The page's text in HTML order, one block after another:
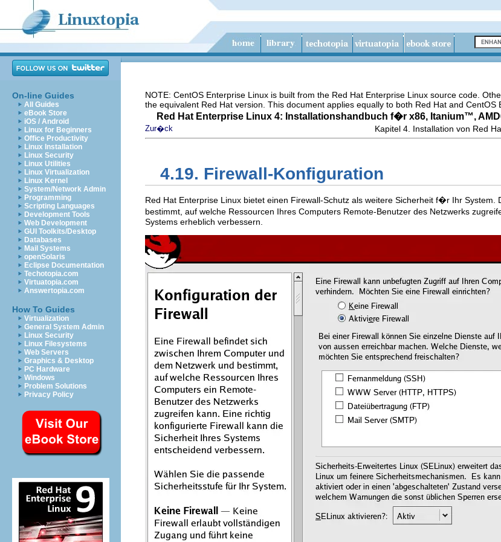
On-line Guides
All Guides
eBook Store
iOS / Android
Linux for Beginners
Office Productivity
Linux Installation
Linux Security
Linux Utilities
Linux Virtualization
Linux Kernel
System/Network Admin
Programming
Scripting Languages
Development Tools
Web Development
GUI Toolkits/Desktop
Databases
Mail Systems
openSolaris
Eclipse Documentation
Techotopia.com
Virtuatopia.com
Answertopia.com
How To Guides
Virtualization
General System Admin
Linux Security
Linux Filesystems
Web Servers
Graphics & Desktop
PC Hardware
Windows
Problem Solutions
Privacy Policy
NOTE: CentOS Enterprise Linux is built from the Red Hat Enterprise Linux source code.
the equivalent Red Hat version. This document applies equally to both Red Hat and CentOS
Red Hat Enterprise Linux 4: Installationshandbuch f�r x86, Itanium™,
Zur�ck Kapitel 4. Installation von Red
4.19. Firewall-Konfiguration
Red Hat Enterprise Linux bietet einen Firewall-Schutz als weitere Sicherheit f�r Ihr
bestimmt, auf welche Ressourcen Ihres Computers Remote-Benutzer des Netzwerks
Systems erheblich verbessern.